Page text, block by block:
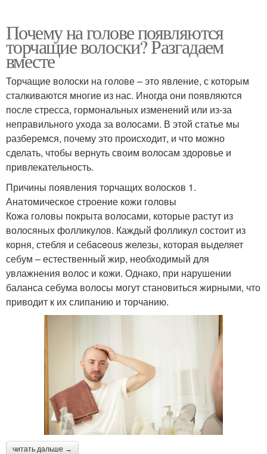
Почему на голове появляются
торчащие волоски? Разгадаем
вместе
Торчащие волоски на голове – это явление, с которым
сталкиваются многие из нас. Иногда они появляются
после стресса, гормональных изменений или из-за
неправильного ухода за волосами. В этой статье мы
разберемся, почему это происходит, и что можно
сделать, чтобы вернуть своим волосам здоровье и
привлекательность.
Причины появления торчащих волосков 1.
Анатомическое строение кожи головы
Кожа головы покрыта волосами, которые растут из
волосяных фолликулов. Каждый фолликул состоит из
корня, стебля и себaceous железы, которая выделяет
себум – естественный жир, необходимый для
увлажнения волос и кожи. Однако, при нарушении
баланса себума волосы могут становиться жирными, что
приводит к их слипанию и торчанию.
читать дальше →